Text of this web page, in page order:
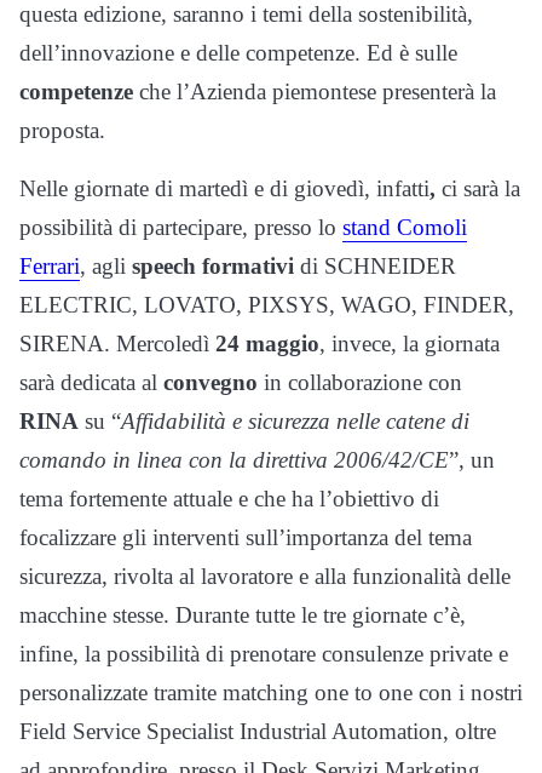
questa edizione, saranno i temi della sostenibilità,
dell’innovazione e delle competenze. Ed è sulle
competenze che l’Azienda piemontese presenterà la
proposta.
Nelle giornate di martedì e di giovedì, infatti, ci sarà la
possibilità di partecipare, presso lo stand Comoli
Ferrari, agli speech formativi di SCHNEIDER
ELECTRIC, LOVATO, PIXSYS, WAGO, FINDER,
SIRENA. Mercoledì 24 maggio, invece, la giornata
sarà dedicata al convegno in collaborazione con
RINA su “Affidabilità e sicurezza nelle catene di
comando in linea con la direttiva 2006/42/CE”, un
tema fortemente attuale e che ha l’obiettivo di
focalizzare gli interventi sull’importanza del tema
sicurezza, rivolta al lavoratore e alla funzionalità delle
macchine stesse. Durante tutte le tre giornate c’è,
infine, la possibilità di prenotare consulenze private e
personalizzate tramite matching one to one con i nostri
Field Service Specialist Industrial Automation, oltre